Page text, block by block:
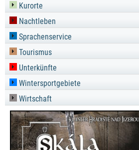
Kurorte
Nachtleben
Sprachenservice
Tourismus
Unterkünfte
Wintersportgebiete
Wirtschaft